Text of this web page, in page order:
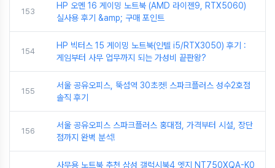
153
HP 오멘 16 게이밍 노트북 (AMD 라이젠9, RTX5060)
실사용 후기 &amp; 구매 포인트
154
HP 빅터스 15 게이밍 노트북(인텔 i5/RTX3050) 후기 :
게임부터 사무 업무까지 되는 가성비 끝판왕?
155
서울 공유오피스, 뚝섬역 30초컷! 스파크플러스 성수2호점
솔직 후기
156
서울 공유오피스 스파크플러스 홍대점, 가격부터 시설, 장단
점까지 완벽 분석!
사무용 노트북 추천 삼성 갤럭시북4 엣지 NT750XQA-K0